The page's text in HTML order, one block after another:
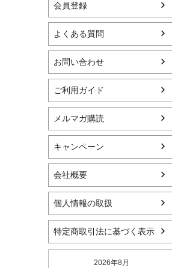
会員登録
よくある質問
お問い合わせ
ご利用ガイド
メルマガ購読
キャンペーン
会社概要
個人情報の取扱
特定商取引法に基づく表示
2026年8月